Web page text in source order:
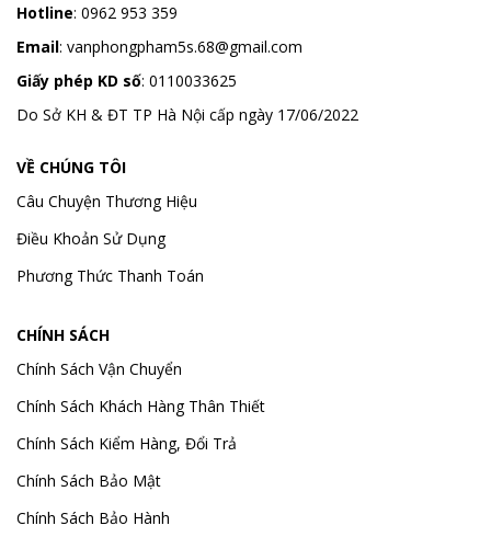
Hotline: 0962 953 359
Email: vanphongpham5s.68@gmail.com
Giấy phép KD số: 0110033625
Do Sở KH & ĐT TP Hà Nội cấp ngày 17/06/2022
VỀ CHÚNG TÔI
Câu Chuyện Thương Hiệu
Điều Khoản Sử Dụng
Phương Thức Thanh Toán
CHÍNH SÁCH
Chính Sách Vận Chuyển
Chính Sách Khách Hàng Thân Thiết
Chính Sách Kiểm Hàng, Đổi Trả
Chính Sách Bảo Mật
Chính Sách Bảo Hành